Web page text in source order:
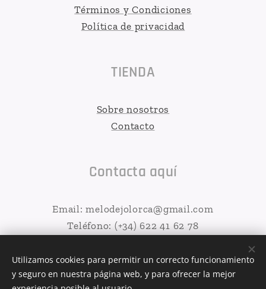
Términos y Condiciones
Política de privacidad
TIENDA
Sobre nosotros
Contacto
Contacta aquí
Email: melodejolorca@gmail.com
Teléfono: (+34) 622 41 62 78
MELODEJO 2026 Cookies
Utilizamos cookies para permitir un correcto funcionamiento
y seguro en nuestra página web, y para ofrecer la mejor